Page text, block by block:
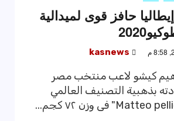
حافز قوى لميدالية
kasnews
كيشو لاعب منتخب مصر
بذهبية التصنيف العالمي